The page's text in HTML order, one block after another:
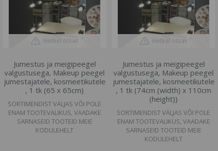
Hetkel otsas
Jumestus ja meigipeegel
valgustusega, Makeup peegel
jumestajatele, kosmeetikutele
, 1 tk (65 x 65cm)
SORTIMENDIST VÄLJAS VÕI POLE
ENAM TOOTEVALIKUS, VAADAKE
SARNASEID TOOTEID MEIE
KODULEHELT
Hetkel otsas
Jumestus ja meigipeegel
valgustusega, Makeup peegel
jumestajatele, kosmeetikutele
, 1 tk (74cm (width) x 110cm
(height))
SORTIMENDIST VÄLJAS VÕI POLE
ENAM TOOTEVALIKUS, VAADAKE
SARNASEID TOOTEID MEIE
KODULEHELT